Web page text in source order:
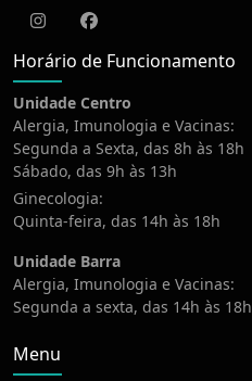
InstagramFacebook
Horário de Funcionamento
Unidade Centro
Alergia, Imunologia e Vacinas:
Segunda a Sexta, das 8h às 18h
Sábado, das 9h às 13h
Ginecologia:
Quinta-feira, das 14h às 18h
Unidade Barra
Alergia, Imunologia e Vacinas:
Segunda a sexta, das 14h às 18h
Menu